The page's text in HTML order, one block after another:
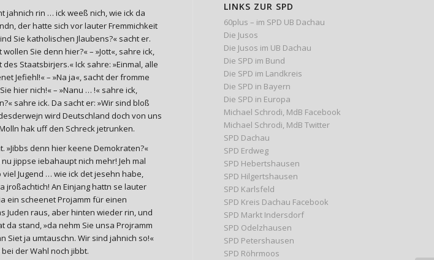
jahnich rin … ick weeß nich, wie ick da
der hatte sich vor lauter Fremmichkeit
Sie katholischen Jlaubens?« sacht er.
Sie denn hier?« – »Jott«, sahre ick,
Staatsbirjers.« Ick sahre: »Einmal, alle
Jefiehl!« – »Na ja«, sacht der fromme
hier nich!« – »Nanu … !« sahre ick,
sahre ick. Da sacht er: »Wir sind bloß
wird Deutschland doch von uns
hak uff den Schreck jetrunken.
»Jibbs denn hier keene Demokraten?«
jippse iebahaupt nich mehr! Jeh mal
Jugend … wie ick det jesehn habe,
jroßachtich! An Einjang hattn se lauter
ein scheenet Projamm für einen
Juden raus, aber hinten wieder rin, und
stand, »da nehm Sie unsa Projramm
Siet ja umtauschn. Wir sind jahnich so!«
der Wahl noch jibbt.
LINKS ZUR SPD
60plus – im SPD UB Dachau
Die Jusos
Die Jusos im UB Dachau
Die SPD im Bund
Die SPD im Landkreis
Die SPD in Bayern
Die SPD in Europa
Michael Schrodi, MdB Facebook
Michael Schrodi, MdB Twitter
SPD Dachau
SPD Erdweg
SPD Hebertshausen
SPD Hilgertshausen
SPD Karlsfeld
SPD Kreis Dachau Facebook
SPD Markt Indersdorf
SPD Odelzhausen
SPD Petershausen
SPD Röhrmoos